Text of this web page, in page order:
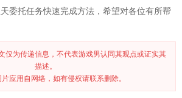
委托任务快速完成方法，希望对各位有所帮
仅为传递信息，不代表游戏男认同其观点或证实其
描述。
应用自网络，如有侵权请联系删除。